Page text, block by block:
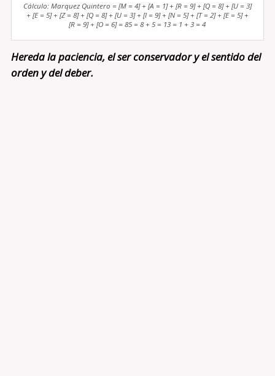
Cálculo: Marquez Quintero = [M = 4] + [A = 1] + [R = 9] + [Q = 8] + [U = 3]
+ [E = 5] + [Z = 8] + [Q = 8] + [U = 3] + [I = 9] + [N = 5] + [T = 2] + [E = 5] +
[R = 9] + [O = 6] = 85 = 8 + 5 = 13 = 1 + 3 = 4
Hereda la paciencia, el ser conservador y el sentido del
orden y del deber.